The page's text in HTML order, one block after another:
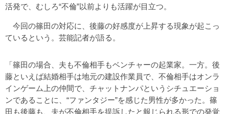
活発で、むしろ“不倫”以前よりも活躍が目立つ。
今回の篠田の対応に、後藤の好感度が上昇する現象が起こっ
ているという。芸能記者が語る。
「篠田の場合、夫も不倫相手もベンチャーの起業家。一方。後
藤といえば結婚相手は地元の建設作業員で、不倫相手はオンラ
インゲーム上の仲間で、チャットナンパというシチュエーショ
ンであることに、“ファンタジー”を感じた男性が多かった。篠
田も後藤も、夫が不倫相手を提訴したと報じられる形での発覚